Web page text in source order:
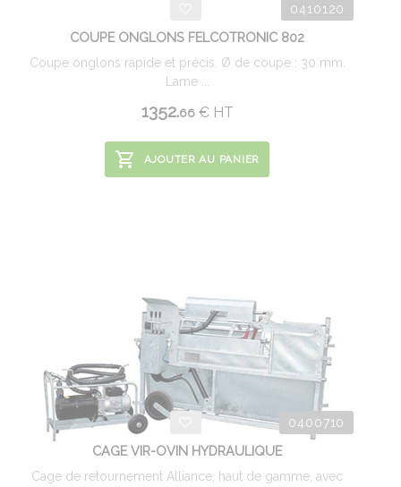
0410120
COUPE ONGLONS FELCOTRONIC 802
Coupe onglons rapide et précis. Ø de coupe : 30 mm.
Lame ...
1352.66 €HT
AJOUTER AU PANIER
0400710
CAGE VIR-OVIN HYDRAULIQUE
Cage de retournement Alliance, haut de gamme, avec